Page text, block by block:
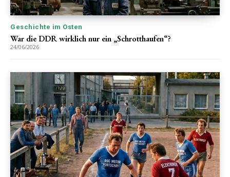
Geschichte im Osten
War die DDR wirklich nur ein „Schrotthaufen“?
24/06/2026